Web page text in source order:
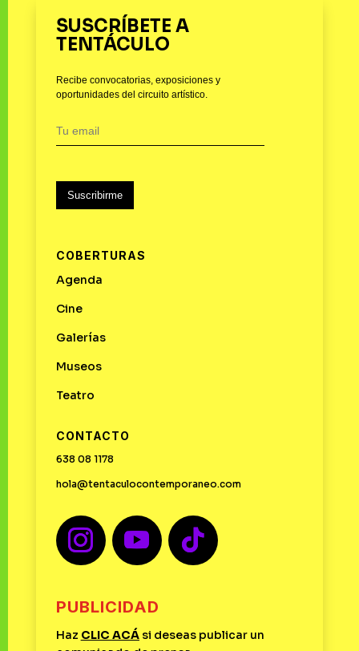
SUSCRÍBETE A
TENTÁCULO
Recibe convocatorias, exposiciones y
oportunidades del circuito artístico.
Suscribirme
COBERTURAS
Agenda
Cine
Galerías
Museos
Teatro
CONTACTO
638 08 1178
hola@tentaculocontemporaneo.com
PUBLICIDAD
Haz CLIC ACÁsi deseas publicar un